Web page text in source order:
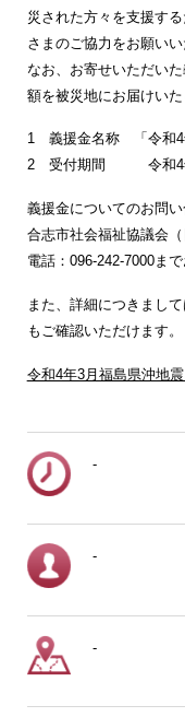
災された方々を支援す
さまのご協力をお願いい
なお、お寄せいただい
額を被災地にお届けいた
1 義援金名称 「令和4
2 受付期間 令和4年3
義援金についてのお問
合志市社会福祉協議会（
電話：096-242-7000ま
また、詳細につきまし
もご確認いただけます。
令和4年3月福島県沖地
-
-
-